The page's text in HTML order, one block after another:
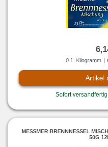
0.1 Kilogramm |
Artikel
Sofort
MESSMER BRENNNESSEL
0G